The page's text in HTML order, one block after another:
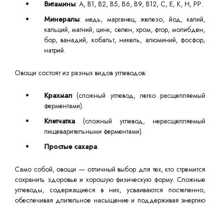
Витамины: А, B1, B2, B5, B6, B9, B12, С, Е, К, Н, РР.
Минералы: медь, марганец, железо, йод, калий,
кальций, магний, цинк, селен, хром, фтор, молибден,
бор, ванадий, кобальт, никель, алюминий, фосфор,
натрий.
Овощи состоят из разных видов углеводов:
Крахмал (сложный углевод, легко расщепляемый
ферментами).
Клетчатка (сложный углевод, нерасщепляемый
пищеварительными ферментами).
Простые сахара.
Само собой, овощи — отличный выбор для тех, кто стремится
сохранить здоровье и хорошую физическую форму. Сложные
углеводы, содержащиеся в них, усваиваются постепенно,
обеспечивая длительное насыщение и поддерживая энергию